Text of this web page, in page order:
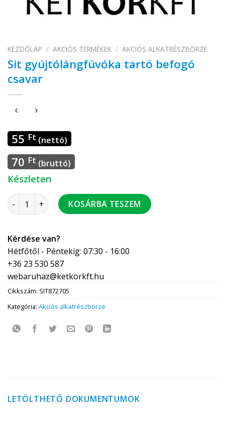
KEZDŐLAP / AKCIÓS TERMÉKEK / AKCIÓS ALKATRÉSZBÖRZE
Sit gyújtólángfúvóka tartó befogó
csavar
55 Ft (nettó)
70 Ft (bruttó)
Készleten
Sit gyújtólángfúvóka tartó befogó csavar mennyiség
KOSÁRBA TESZEM
Kérdése van?
Hétfőtől - Péntekig: 07:30 - 16:00
+36 23 530 587
webaruhaz@ketkorkft.hu
Cikkszám: SIT872705
Kategória: Akciós alkatrészbörze
LETÖLTHETŐ DOKUMENTUMOK